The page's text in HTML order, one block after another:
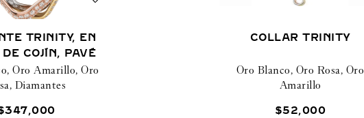
TRINITY, EN
DE COJÍN, PAVÉ
Oro Amarillo, Oro
Diamantes
347,000
COLLAR TRINITY
Oro Blanco, Oro Rosa, Oro
Amarillo
$52,000